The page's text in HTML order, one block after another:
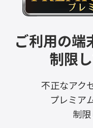
ご利用の端
制限
不正なアク
プレミア
制限